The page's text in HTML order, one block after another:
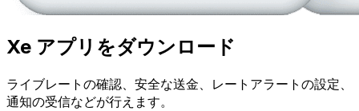
Xe アプリをダウンロード
ライブレートの確認、安全な送金、レートアラートの設定、
通知の受信などが行えます。